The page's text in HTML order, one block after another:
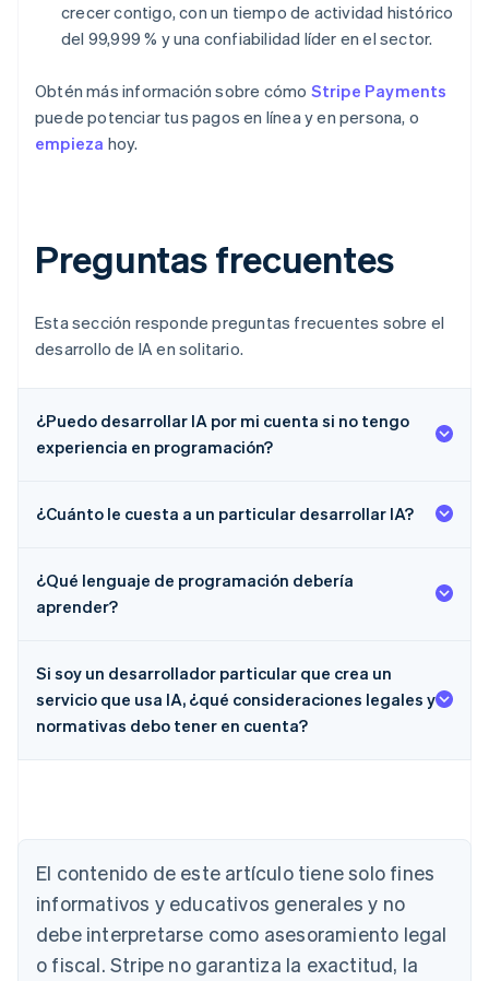
crecer contigo, con un tiempo de actividad histórico
del 99,999 % y una confiabilidad líder en el sector.
Obtén más información sobre cómo Stripe Payments
puede potenciar tus pagos en línea y en persona, o
empieza hoy.
Preguntas frecuentes
Esta sección responde preguntas frecuentes sobre el
desarrollo de IA en solitario.
¿Puedo desarrollar IA por mi cuenta si no tengo
experiencia en programación?
¿Cuánto le cuesta a un particular desarrollar IA?
¿Qué lenguaje de programación debería
aprender?
Si soy un desarrollador particular que crea un
servicio que usa IA, ¿qué consideraciones legales y
normativas debo tener en cuenta?
El contenido de este artículo tiene solo fines
informativos y educativos generales y no
debe interpretarse como asesoramiento legal
o fiscal. Stripe no garantiza la exactitud, la
Alemania
Deutsch
Australia
English
Austria